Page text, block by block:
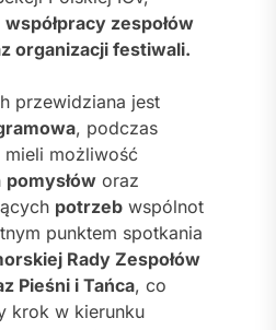
współpracy zespołów
organizacji festiwali.
przewidziana jest
, podczas
możliwość
pomysłów oraz
potrzeb wspólnot
punktem spotkania
Rady Zespołów
Pieśni i Tańca, co
krok w kierunku